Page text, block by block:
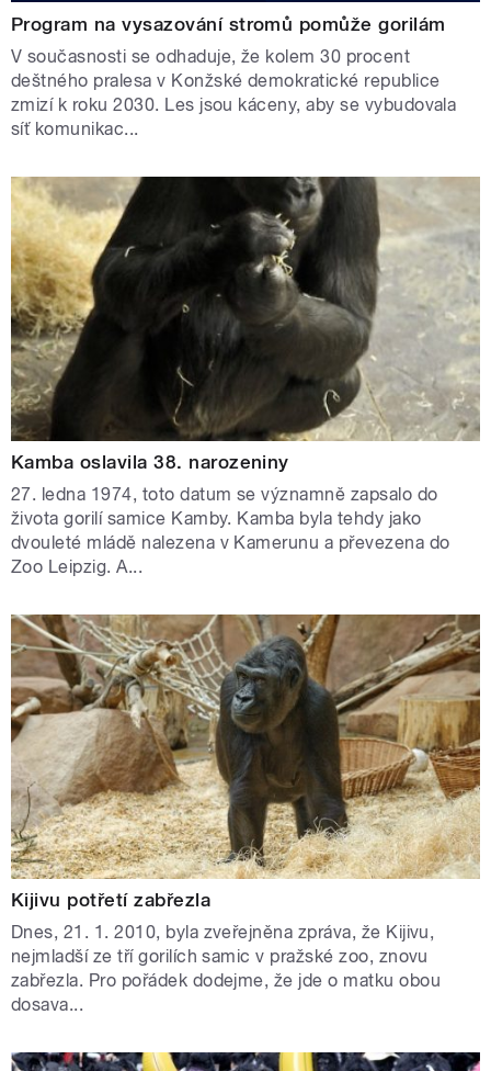
Program na vysazování stromů pomůže gorilám
V současnosti se odhaduje, že kolem 30 procent
deštného pralesa v Konžské demokratické republice
zmizí k roku 2030. Les jsou káceny, aby se vybudovala
síť komunikac...
Kamba oslavila 38. narozeniny
27. ledna 1974, toto datum se významně zapsalo do
života gorilí samice Kamby. Kamba byla tehdy jako
dvouleté mládě nalezena v Kamerunu a převezena do
Zoo Leipzig. A...
Kijivu potřetí zabřezla
Dnes, 21. 1. 2010, byla zveřejněna zpráva, že Kijivu,
nejmladší ze tří gorilích samic v pražské zoo, znovu
zabřezla. Pro pořádek dodejme, že jde o matku obou
dosava...